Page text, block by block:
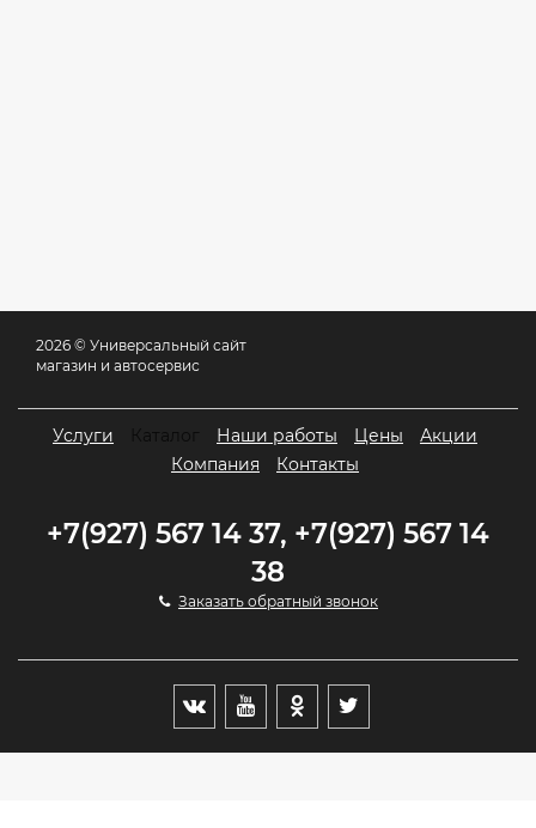
2026 © Универсальный сайт
магазин и автосервис
Услуги Наши работы Цены
Акции
Компания
Контакты
+7(927) 567 14 37, +7(927) 567 14
38
Заказать обратный звонок